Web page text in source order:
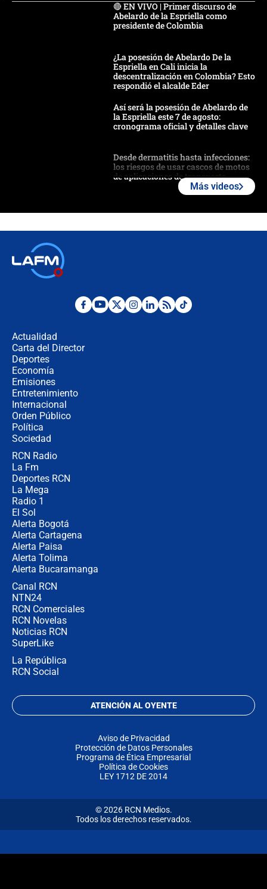
🔴 EN VIVO | Primer discurso de
Abelardo de la Espriella como
presidente de Colombia
¿La posesión de Abelardo De la
Espriella en Cali inicia la
descentralización en Colombia? Esto
respondió el alcalde Eder
Así será la posesión de Abelardo de
la Espriella este 7 de agosto:
cronograma oficial y detalles clave
Desde dermatitis hasta infecciones:
los riesgos de usar cascos de motos
de aplicaciones de transporte
Posesión de Abelardo De La Espriella
Más videos
Actualidad
Carta del Director
Deportes
Economía
Emisiones
Entretenimiento
Internacional
Orden Público
Política
Sociedad
RCN Radio
La Fm
Deportes RCN
La Mega
Radio 1
El Sol
Alerta Bogotá
Alerta Cartagena
Alerta Paisa
Alerta Tolima
Alerta Bucaramanga
Canal RCN
NTN24
RCN Comerciales
RCN Novelas
Noticias RCN
SuperLike
La República
RCN Social
ATENCIÓN AL OYENTE
Aviso de Privacidad
Protección de Datos Personales
Programa de Ética Empresarial
Política de Cookies
LEY 1712 DE 2014
© 2026 RCN Medios.
Todos los derechos reservados.